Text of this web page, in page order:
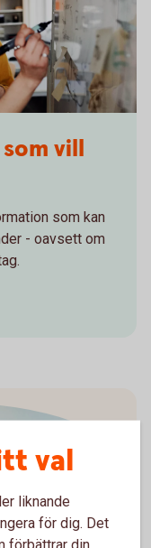
vill
som kan
- oavsett om
val
liknande
för dig. Det
förbättrar din